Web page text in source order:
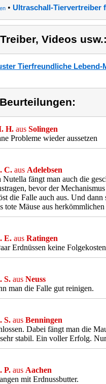
• Ultraschall-Tiervertreiber
Videos usw.:
Tierfreundliche Lebend-
H. aus Solingen
Probleme wieder aussetzen
C. aus Adelebsen
fängt man auch die
bevor der
die Falle auch aus. Und
tote Mäuse aus
E. aus Ratingen
Erdnüssen keine Folgekosten
S. aus Neuss
man die Falle gut reinigen.
S. aus Benningen
Dabei fängt man die
stabil. Ein voller Erfolg.
P. aus Aachen
mit Erdnussbutter.